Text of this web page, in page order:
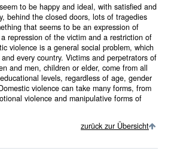
to be happy and ideal, with satisfied and
behind the closed doors, lots of tragedies
that seems to be an expression of
repression of the victim and a restriction of
violence is a general social problem, which
every country. Victims and perpetrators of
and men, children or elder, come from all
levels, regardless of age, gender
violence can take many forms, from
violence and manipulative forms of
zurück zur Übersicht